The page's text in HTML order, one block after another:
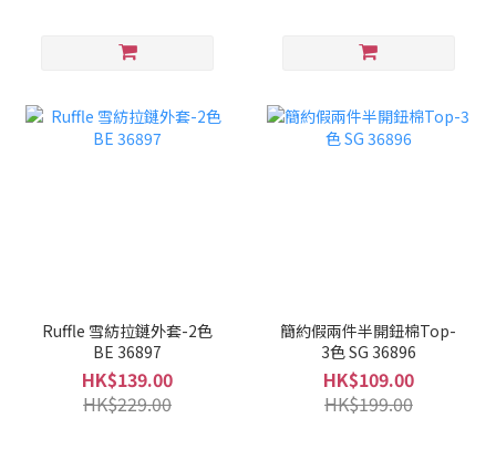
Ruffle 雪紡拉鏈外套-2色
BE 36897
HK$139.00
HK$229.00
簡約假兩件半開鈕棉Top-
3色 SG 36896
HK$109.00
HK$199.00